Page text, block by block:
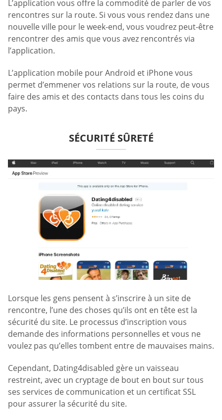
L’application vous offre la commodité de parler de vos
rencontres sur la route. Si vous vous rendez dans une
nouvelle ville pour le week-end, vous voudrez peut-être
rencontrer des amis que vous avez rencontrés via
l’application.
L’application mobile pour Android et iPhone vous
permet d’emmener vos relations sur la route, de vous
faire des amis et des contacts dans tous les coins du
pays.
SÉCURITÉ SÛRETÉ
Lorsque les gens pensent à s’inscrire à un site de
rencontre, l’une des choses qu’ils ont en tête est la
sécurité du site. Le processus d’inscription vous
demande des informations personnelles et vous ne
voulez pas qu’elles tombent entre de mauvaises mains.
Cependant, Dating4disabled gère un vaisseau
restreint, avec un cryptage de bout en bout sur tous
ses services de communication et un certificat SSL
pour assurer la sécurité du site.